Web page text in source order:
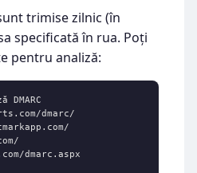
trimise zilnic (în
specificată în rua. Poți
pentru analiză:
dmarc/
dmarc.aspx